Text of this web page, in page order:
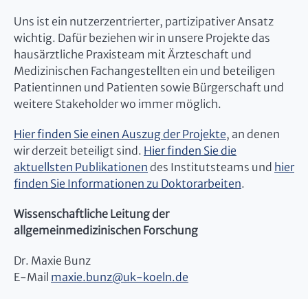
Uns ist ein nutzerzentrierter, partizipativer Ansatz
wichtig. Dafür beziehen wir in unsere Projekte das
hausärztliche Praxisteam mit Ärzteschaft und
Medizinischen Fachangestellten ein und beteiligen
Patientinnen und Patienten sowie Bürgerschaft und
weitere Stakeholder wo immer möglich.
Hier finden Sie einen Auszug der Projekte, an denen
wir derzeit beteiligt sind. Hier finden Sie die
aktuellsten Publikationen des Institutsteams und hier
finden Sie Informationen zu Doktorarbeiten.
Wissenschaftliche Leitung der
allgemeinmedizinischen Forschung
Dr. Maxie Bunz
E-Mail maxie.bunz@uk-koeln.de